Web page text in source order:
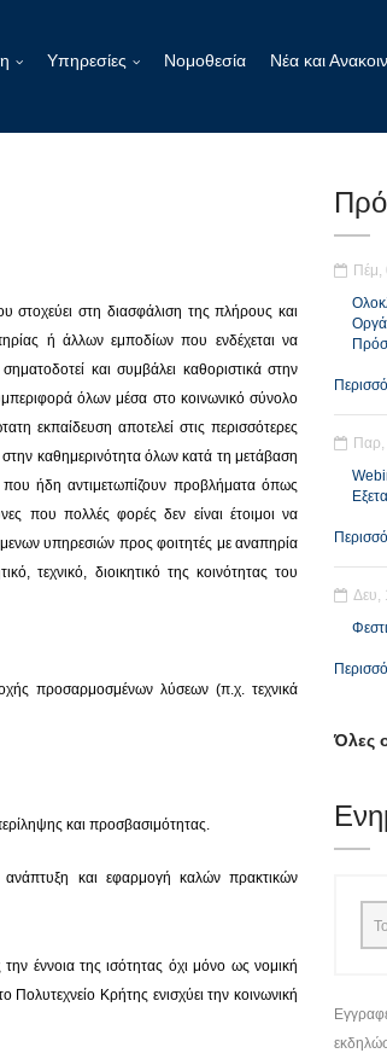
Υπηρεσίες Νομοθεσία Νέα και
στοχεύει στη διασφάλιση της πλήρους και
ή άλλων εμποδίων που ενδέχεται να
και συμβάλει καθοριστικά στην
όλων μέσα στο κοινωνικό σύνολο
εκπαίδευση αποτελεί στις περισσότερες
στην καθημερινότητα όλων κατά τη μετάβαση
που ήδη αντιμετωπίζουν προβλήματα όπως
που πολλές φορές δεν είναι έτοιμοι να
υπηρεσιών προς φοιτητές με αναπηρία
τεχνικό, διοικητικό της κοινότητας του
προσαρμοσμένων λύσεων (π.χ. τεχνικά
και προσβασιμότητας.
ανάπτυξη και εφαρμογή καλών πρακτικών
έννοια της ισότητας όχι μόνο ως νομική
Κρήτης ενισχύει την κοινωνική
Πέμ,
Παρ,
Δευ,
Όλες